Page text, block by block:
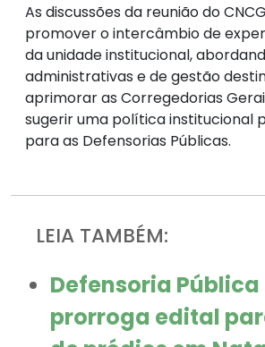
As discussões da reunião do
promover o intercâmbio de
da unidade institucional,
administrativas e de gestão
aprimorar as Corregedorias
sugerir uma política institucional
para as Defensorias Públicas.
LEIA TAMBÉM:
Defensoria Pública
prorroga edital